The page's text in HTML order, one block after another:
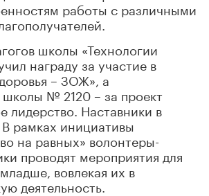
работы с различными
школы «Технологии
награду за участие в
– ЗОЖ», а
школы № 2120 – за проект
лидерство. Наставники в
рамках инициативы
на равных» волонтеры-
проводят мероприятия для
вовлекая их в
деятельность.